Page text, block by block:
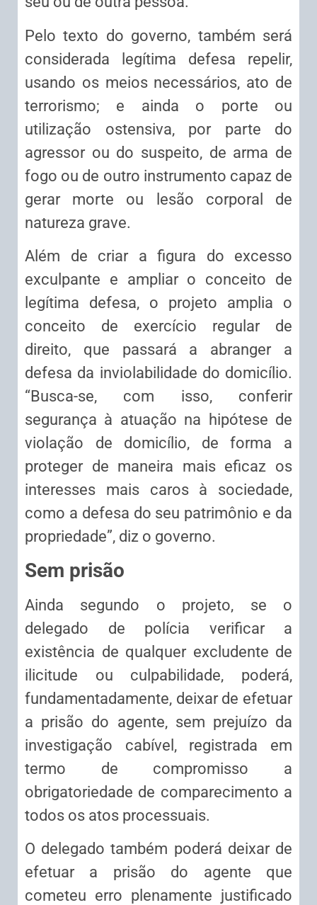
Pelo texto do governo, também será
considerada legítima defesa repelir,
usando os meios necessários, ato de
terrorismo; e ainda o porte ou
utilização ostensiva, por parte do
agressor ou do suspeito, de arma de
fogo ou de outro instrumento capaz de
gerar morte ou lesão corporal de
natureza grave.
Além de criar a figura do excesso
exculpante e ampliar o conceito de
legítima defesa, o projeto amplia o
conceito de exercício regular de
direito, que passará a abranger a
defesa da inviolabilidade do domicílio.
“Busca-se, com isso, conferir
segurança à atuação na hipótese de
violação de domicílio, de forma a
proteger de maneira mais eficaz os
interesses mais caros à sociedade,
como a defesa do seu patrimônio e da
propriedade”, diz o governo.
Sem prisão
Ainda segundo o projeto, se o
delegado de polícia verificar a
existência de qualquer excludente de
ilicitude ou culpabilidade, poderá,
fundamentadamente, deixar de efetuar
a prisão do agente, sem prejuízo da
investigação cabível, registrada em
termo de compromisso a
obrigatoriedade de comparecimento a
todos os atos processuais.
O delegado também poderá deixar de
efetuar a prisão do agente que
cometeu erro plenamente justificado